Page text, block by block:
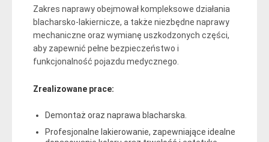
Zakres naprawy obejmował kompleksowe działania
blacharsko-lakiernicze, a także niezbędne naprawy
mechaniczne oraz wymianę uszkodzonych części,
aby zapewnić pełne bezpieczeństwo i
funkcjonalność pojazdu medycznego.
Zrealizowane prace:
Demontaż oraz naprawa blacharska.
Profesjonalne lakierowanie, zapewniające idealne